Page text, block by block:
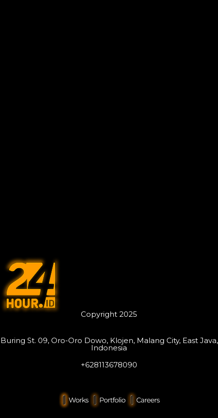
Copyright 2025
Buring St. 09, Oro-Oro Dowo, Klojen, Malang City, East Java,
Indonesia
+628113678090